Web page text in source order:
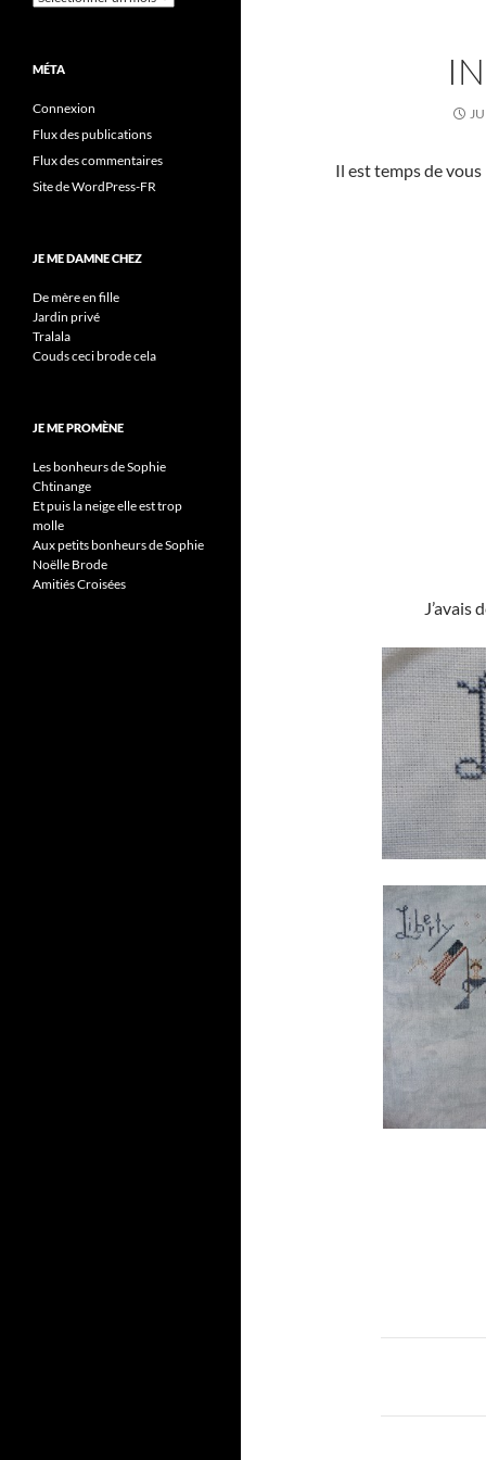
Il est temps de
J’avais
MÉTA
Connexion
Flux des publications
Flux des commentaires
Site de WordPress-FR
JE ME DAMNE CHEZ
De mère en fille
Jardin privé
Tralala
Couds ceci brode cela
JE ME PROMÈNE
Les bonheurs de Sophie
Chtinange
Et puis la neige elle est trop
molle
Aux petits bonheurs de Sophie
Noëlle Brode
Amitiés Croisées